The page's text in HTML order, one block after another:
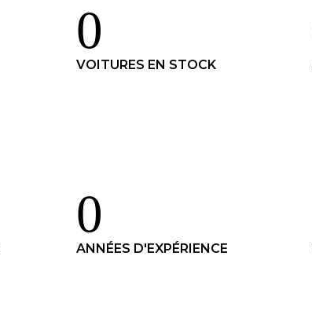
0
VOITURES EN STOCK
0
ANNÉES D'EXPÉRIENCE